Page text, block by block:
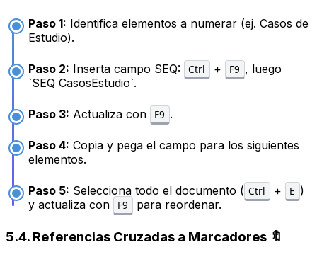
Paso 1: Identifica elementos a numerar (ej. Casos de
Estudio).
Paso 2: Inserta campo SEQ: Ctrl + F9 , luego
`SEQ CasosEstudio`.
Paso 3: Actualiza con F9 .
Paso 4: Copia y pega el campo para los siguientes
elementos.
Paso 5: Selecciona todo el documento ( Ctrl + E )
y actualiza con
F9 para reordenar.
5.4. Referencias Cruzadas a Marcadores 🔖